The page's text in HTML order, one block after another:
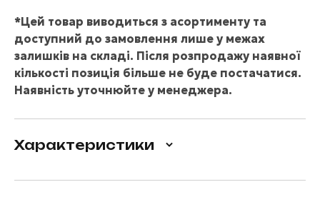
*Цей товар виводиться з асортименту та
доступний до замовлення лише у межах
залишків на складі. Після розпродажу наявної
кількості позиція більше не буде постачатися.
Наявність уточнюйте у менеджера.
Характеристики